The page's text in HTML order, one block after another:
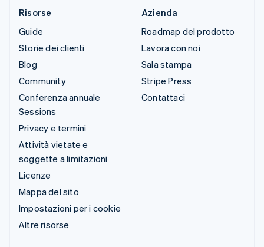
Risorse
Guide
Storie dei clienti
Blog
Community
Conferenza annuale
Sessions
Privacy e termini
Attività vietate e
soggette a limitazioni
Licenze
Mappa del sito
Impostazioni per i cookie
Altre risorse
Azienda
Roadmap del prodotto
Lavora con noi
Sala stampa
Stripe Press
Contattaci